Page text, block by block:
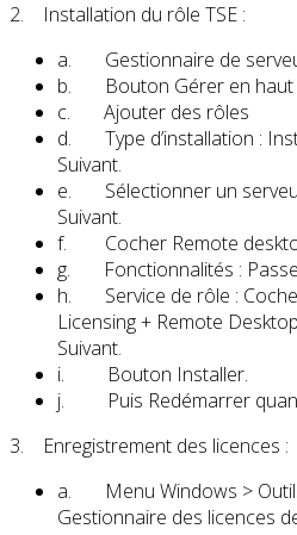
2. Installation du rôle TSE :
a. Gestionnaire de
b. Bouton Gérer en haut
c. Ajouter des rôles
d. Type d’installation :
Suivant.
e. Sélectionner un
Suivant.
f. Cocher Remote
g. Fonctionnalités :
h. Service de rôle :
Licensing + Remote
Suivant.
i. Bouton Installer.
j. Puis Redémarrer
3. Enregistrement des licences :
a. Menu Windows >
Gestionnaire des licences